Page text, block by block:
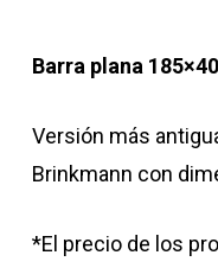
Barra plana
Versión más
Brinkmann con
*El precio de los